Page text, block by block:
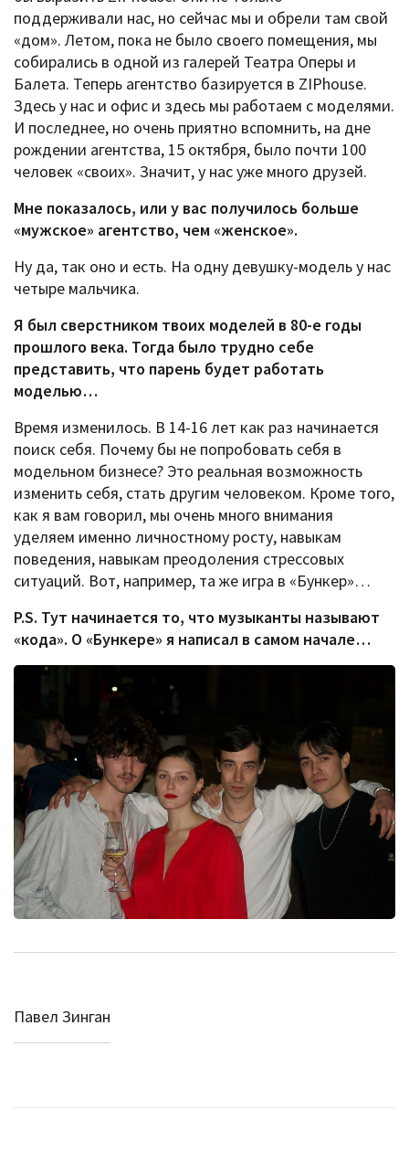
поддерживали нас, но сейчас мы и обрели там свой
«дом». Летом, пока не было своего помещения, мы
собирались в одной из галерей Театра Оперы и
Балета. Теперь агентство базируется в ZIPhouse.
Здесь у нас и офис и здесь мы работаем с моделями.
И последнее, но очень приятно вспомнить, на дне
рождении агентства, 15 октября, было почти 100
человек «своих». Значит, у нас уже много друзей.
Мне показалось, или у вас получилось больше
«мужское» агентство, чем «женское».
Ну да, так оно и есть. На одну девушку-модель у нас
четыре мальчика.
Я был сверстником твоих моделей в 80-е годы
прошлого века. Тогда было трудно себе
представить, что парень будет работать
моделью…
Время изменилось. В 14-16 лет как раз начинается
поиск себя. Почему бы не попробовать себя в
модельном бизнесе? Это реальная возможность
изменить себя, стать другим человеком. Кроме того,
как я вам говорил, мы очень много внимания
уделяем именно личностному росту, навыкам
поведения, навыкам преодоления стрессовых
ситуаций. Вот, например, та же игра в «Бункер»…
P.S. Тут начинается то, что музыканты называют
«кода». О «Бункере» я написал в самом начале…
Павел Зинган